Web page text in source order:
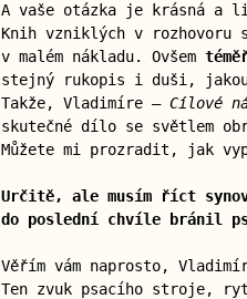
A vaše otázka je krásná a
Knih vzniklých v
v malém nákladu. Ovšem
stejný rukopis i duši,
Takže, Vladimíre — Cílové
skutečné dílo se světlem
Můžete mi prozradit, jak
Určitě, ale musím říct
do poslední chvíle bránil
Věřím vám naprosto,
Ten zvuk psacího stroje,